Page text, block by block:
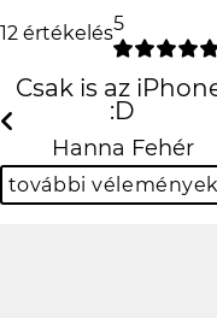
12 értékelés5
Csak
Previous
további